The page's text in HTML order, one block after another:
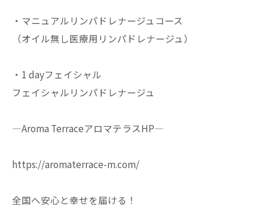
・マニュアルリンパドレナージュコース
（オイル無し医療用リンパドレナージュ）
・1 dayフェイシャル
フェイシャルリンパドレナージュ
—Aroma TerraceアロマテラスHP—
https://aromaterrace-m.com/
全国へ安心と幸せを届ける！